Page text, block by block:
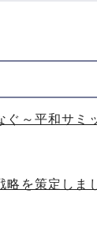
～平和サミ
略を策定しま